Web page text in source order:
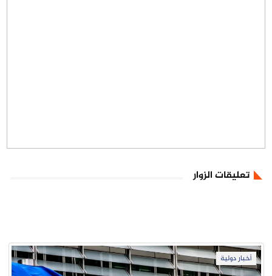
تعليقات الزوار
أخبار دولية